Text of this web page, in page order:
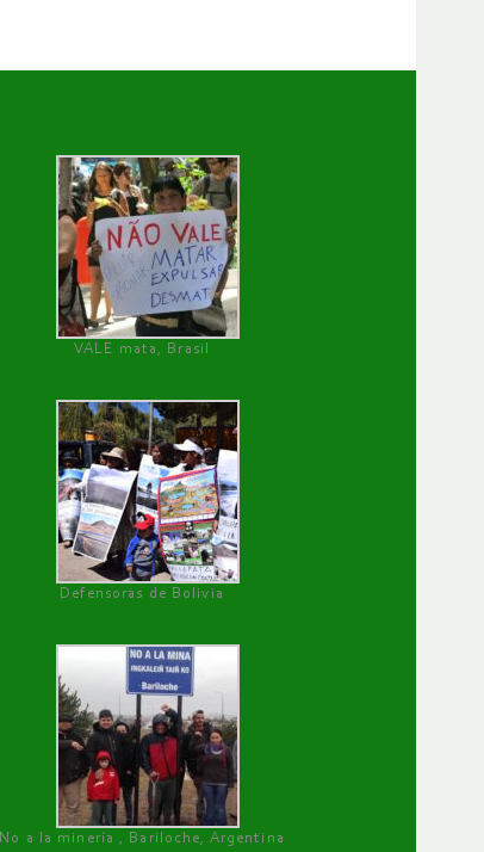
VALE mata, Brasil
Defensoras de Bolivia
No a la minería , Bariloche, Argentina